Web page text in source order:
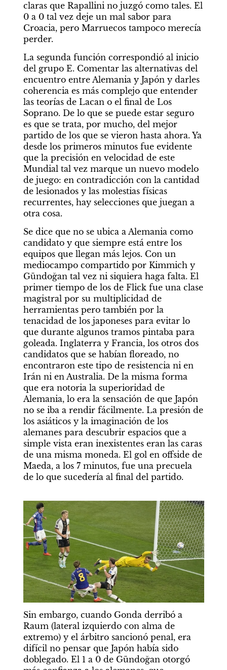
claras que Rapallini no juzgó como tales. El
0 a 0 tal vez deje un mal sabor para
Croacia, pero Marruecos tampoco merecía
perder.
La segunda función correspondió al inicio
del grupo E. Comentar las alternativas del
encuentro entre Alemania y Japón y darles
coherencia es más complejo que entender
las teorías de Lacan o el final de Los
Soprano. De lo que se puede estar seguro
es que se trata, por mucho, del mejor
partido de los que se vieron hasta ahora. Ya
desde los primeros minutos fue evidente
que la precisión en velocidad de este
Mundial tal vez marque un nuevo modelo
de juego: en contradicción con la cantidad
de lesionados y las molestias físicas
recurrentes, hay selecciones que juegan a
otra cosa.
Se dice que no se ubica a Alemania como
candidato y que siempre está entre los
equipos que llegan más lejos. Con un
mediocampo compartido por Kimmich y
Gündoğan tal vez ni siquiera haga falta. El
primer tiempo de los de Flick fue una clase
magistral por su multiplicidad de
herramientas pero también por la
tenacidad de los japoneses para evitar lo
que durante algunos tramos pintaba para
goleada. Inglaterra y Francia, los otros dos
candidatos que se habían floreado, no
encontraron este tipo de resistencia ni en
Irán ni en Australia. De la misma forma
que era notoria la superioridad de
Alemania, lo era la sensación de que Japón
no se iba a rendir fácilmente. La presión de
los asiáticos y la imaginación de los
alemanes para descubrir espacios que a
simple vista eran inexistentes eran las caras
de una misma moneda. El gol en offside de
Maeda, a los 7 minutos, fue una precuela
de lo que sucedería al final del partido.
Sin embargo, cuando Gonda derribó a
Raum (lateral izquierdo con alma de
extremo) y el árbitro sancionó penal, era
difícil no pensar que Japón había sido
doblegado. El 1 a 0 de Gündoğan otorgó